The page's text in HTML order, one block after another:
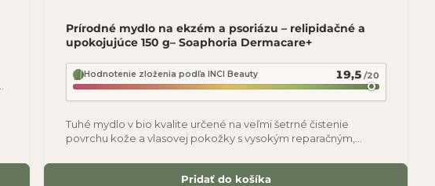
Prírodné mydlo na ekzém a psoriázu – relipidačné a
upokojujúce 150 g– Soaphoria Dermacare+
Hodnotenie zloženia podľa INCI Beauty 19,5 /20
Tuhé mydlo v bio kvalite určené na veľmi šetrné čistenie
povrchu kože a vlasovej pokožky s vysokým reparačným,
Pridať do košíka